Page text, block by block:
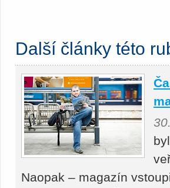
Další články této
Naopak – magazín